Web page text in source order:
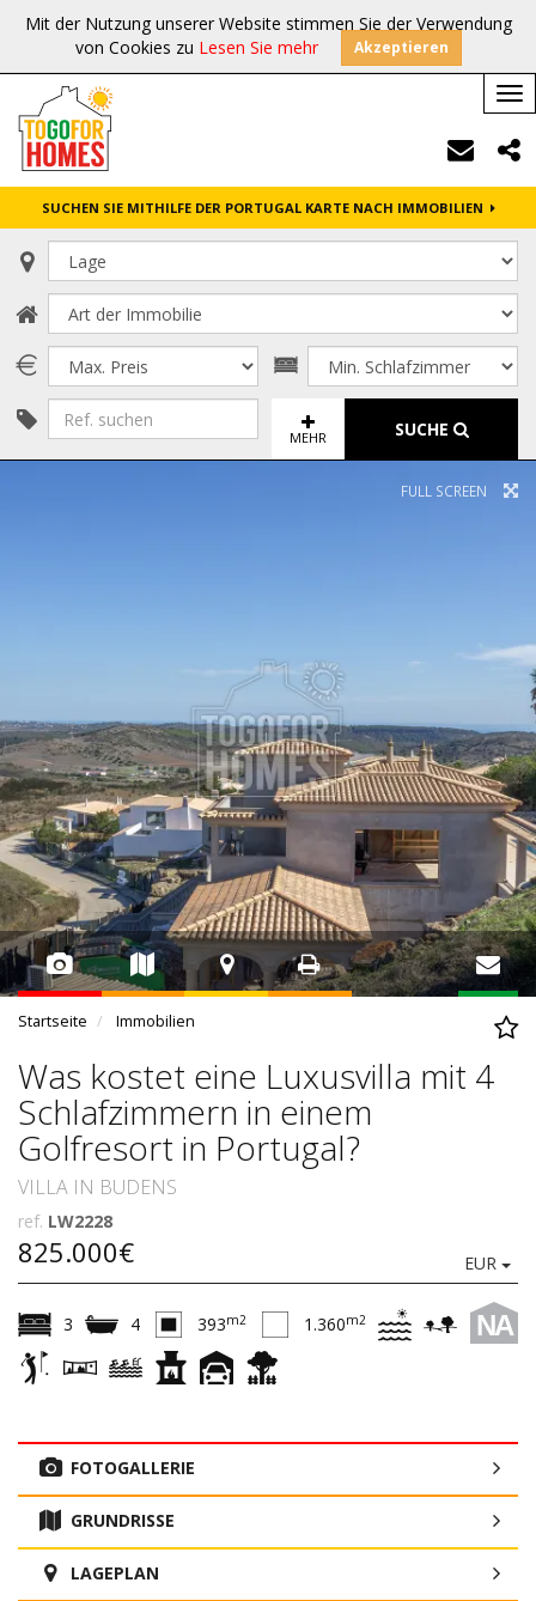
Mit der Nutzung unserer Website stimmen Sie der Verwendung
von Cookies zu Lesen Sie mehr Akzeptieren
SUCHEN SIE MITHILFE DER PORTUGAL KARTE NACH IMMOBILIEN
MEHR SUCHE
FULL SCREEN
Startseite Immobilien
Was kostet eine Luxusvilla mit 4
Schlafzimmern in einem
Golfresort in Portugal?
VILLA IN BUDENS
ref. LW2228
825.000€ EUR
NA
3 4 393m2 1.360m2
FOTOGALLERIE
GRUNDRISSE
LAGEPLAN